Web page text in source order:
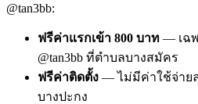
@tan3bb:
ฟรีค่าแรกเข้า 800 บาท — เฉ
@tan3bb ที่ตำบลบางสมัคร
ฟรีค่าติดตั้ง — ไม่มีค่าใช้จ่าย
บางปะกง